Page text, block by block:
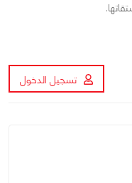
تسجيل الدخول